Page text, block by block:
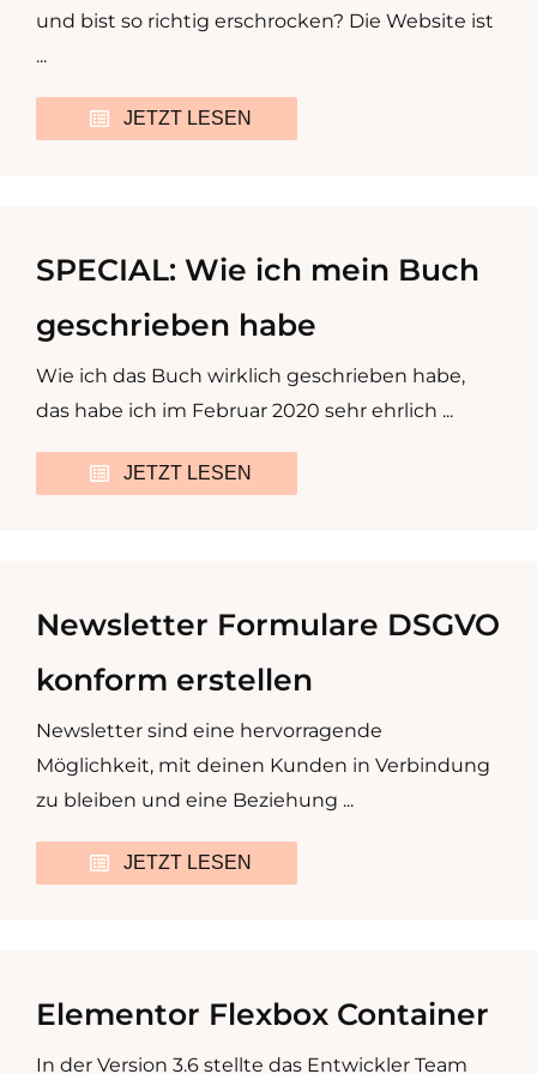
und bist so richtig erschrocken? Die Website ist
...
JETZT LESEN
SPECIAL: Wie ich mein Buch
geschrieben habe
Wie ich das Buch wirklich geschrieben habe,
das habe ich im Februar 2020 sehr ehrlich ...
JETZT LESEN
Newsletter Formulare DSGVO
konform erstellen
Newsletter sind eine hervorragende
Möglichkeit, mit deinen Kunden in Verbindung
zu bleiben und eine Beziehung ...
JETZT LESEN
Elementor Flexbox Container
In der Version 3.6 stellte das Entwickler Team